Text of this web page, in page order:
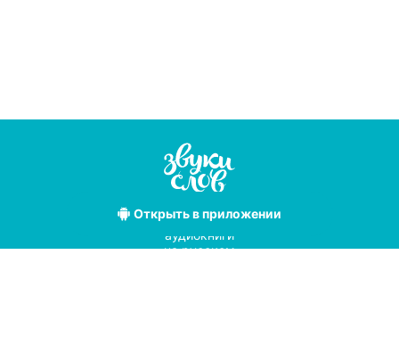
Открытьв приложении
Лучшие
аудиокниги
на русском